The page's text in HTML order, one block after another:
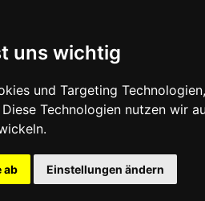
uns wichtig
und Targeting
Technologien nutzen wir
ab Einstellungen ändern